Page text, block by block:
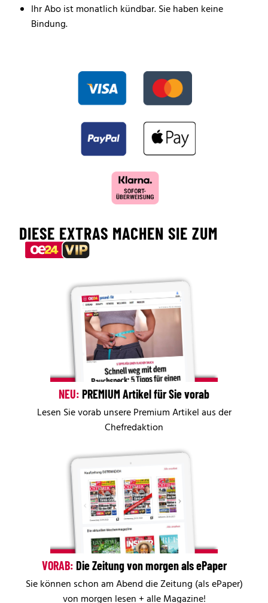
Ihr Abo ist monatlich kündbar. Sie haben keine
Bindung.
DIESE EXTRAS MACHEN SIE ZUM
NEU: PREMIUM Artikel für Sie vorab
Lesen Sie vorab unsere Premium Artikel aus der
Chefredaktion
VORAB: Die Zeitung von morgen als ePaper
Sie können schon am Abend die Zeitung (als ePaper)
von morgen lesen + alle Magazine!